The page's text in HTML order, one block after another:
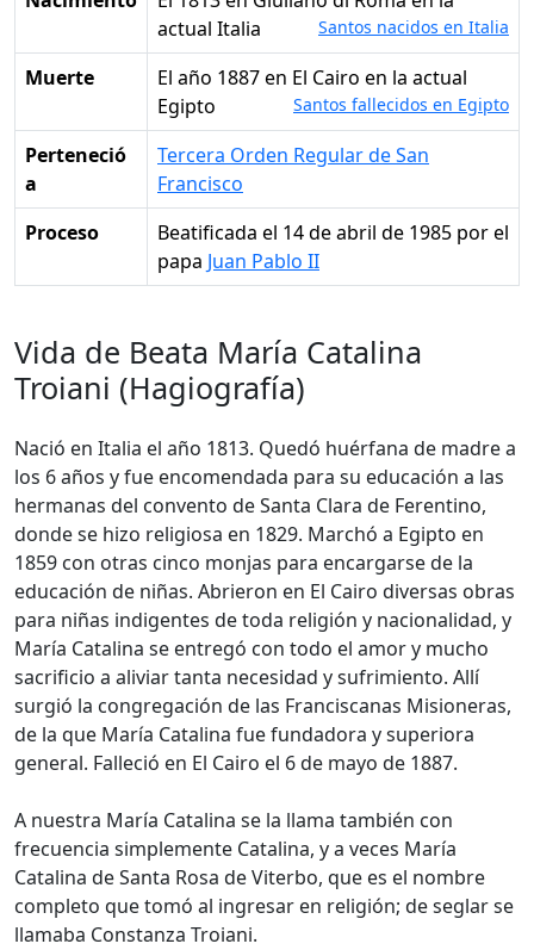
actual Italia
Santos nacidos en Italia
Muerte
el año 1887 en El Cairo en la actual
Egipto
Santos fallecidos en Egipto
Perteneció
a
Tercera Orden Regular de San
Francisco
Proceso
Beatificada el 14 de abril de 1985 por el
papa Juan Pablo II
Vida de Beata María Catalina
Troiani (Hagiografía)
Nació en Italia el año 1813. Quedó huérfana de madre a
los 6 años y fue encomendada para su educación a las
hermanas del convento de Santa Clara de Ferentino,
donde se hizo religiosa en 1829. Marchó a Egipto en
1859 con otras cinco monjas para encargarse de la
educación de niñas. Abrieron en El Cairo diversas obras
para niñas indigentes de toda religión y nacionalidad, y
María Catalina se entregó con todo el amor y mucho
sacrificio a aliviar tanta necesidad y sufrimiento. Allí
surgió la congregación de las Franciscanas Misioneras,
de la que María Catalina fue fundadora y superiora
general. Falleció en El Cairo el 6 de mayo de 1887.
A nuestra María Catalina se la llama también con
frecuencia simplemente Catalina, y a veces María
Catalina de Santa Rosa de Viterbo, que es el nombre
completo que tomó al ingresar en religión; de seglar se
llamaba Constanza Troiani.